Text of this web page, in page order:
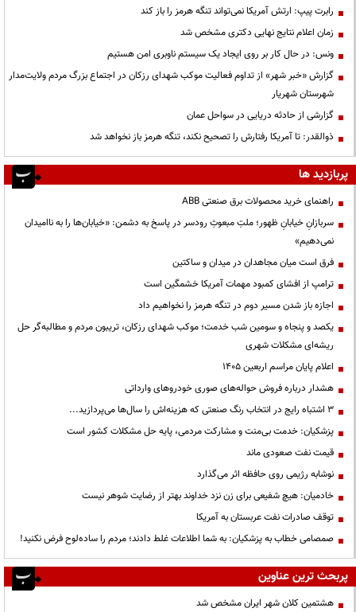
رابرت پیپ: ارتش آمریکا نمی‌تواند تنگه هرمز را باز کند
زمان اعلام نتایج نهایی دکتری مشخص شد
ونس: در حال کار بر روی ایجاد یک سیستم ناوبری امن هستیم
گزارش «خبر شهر» از تداوم فعالیت موکب شهدای رزکان در اجتماع بزرگ مردم ولایت‌مدار
شهرستان شهریار
گزارشی از حادثه دریایی در سواحل عمان
ذوالقدر: تا آمریکا رفتارش را تصحیح نکند، تنگه هرمز باز نخواهد شد
پربازدید ها
راهنمای خرید محصولات برق صنعتی ABB
سربازانِ خیابانِ ظهور؛ ملتِ مبعوثِ رودسر در پاسخ به دشمن: «خیابان‌ها را به ناامیدان
نمی‌دهیم»
فرق است میان مجاهدان در میدان و ساکتین
ترامپ از افشای کمبود مهمات آمریکا خشمگین است
اجازه باز شدن مسیر دوم در تنگه هرمز را نخواهیم داد
یکصد و پنجاه و سومین شب خدمت؛ موکب شهدای رزکان، تریبون مردم و مطالبه‌گر حل
ریشه‌ای مشکلات شهری
اعلام پایان مراسم اربعین ۱۴۰۵
هشدار درباره فروش حواله‌های صوری خودروهای وارداتی
3 اشتباه رایج در انتخاب رنگ صنعتی که هزینه‌اش را سال‌ها می‌پردازید...
پزشکیان: خدمت بی‌منت و مشارکت مردمی، پایه حل مشکلات کشور است
قیمت نفت صعودی ماند
نوشابه رژیمی روی حافظه اثر می‌گذارد
خادمیان: هیچ شفیعی برای زن نزد خداوند بهتر از رضایت شوهر نیست
توقف صادرات نفت عربستان به آمریکا
صمصامی خطاب به پزشکیان: به شما اطلاعات غلط دادند؛ مردم را ساده‌لوح فرض نکنید!
پربحث ترین عناوین
هشتمین کلان شهر ایران مشخص شد